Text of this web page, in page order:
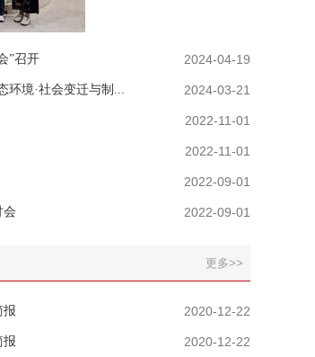
”召开 2024-04-19
环境·社会变迁与制... 2024-03-21
2022-11-01
2022-11-01
2022-09-01
会 2022-09-01
更多>>
报 2020-12-22
报 2020-12-22